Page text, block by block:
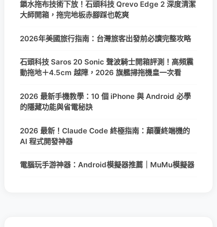
鎖水拖布技術下放！石頭科技 Qrevo Edge 2 深度清潔
大師開箱，拖完地板赤腳踩也乾爽
2026年美國旅行指南：台灣旅客出發前必讀完整攻略
石頭科技 Saros 20 Sonic 聲波騎士開箱評測！高頻震
動拖地＋4.5cm 越障，2026 旗艦掃拖機皇一次看
2026 最新手機教學：10 個 iPhone 與 Android 必學
的隱藏功能與省電秘訣
2026 最新！Claude Code 終極指南：顛覆終端機的
AI 程式開發神器
電腦玩手游神器：Android模擬器推薦｜MuMu模擬器